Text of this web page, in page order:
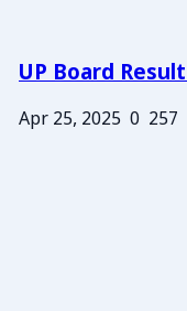
UP Board Result
Apr 25, 2025 0 257